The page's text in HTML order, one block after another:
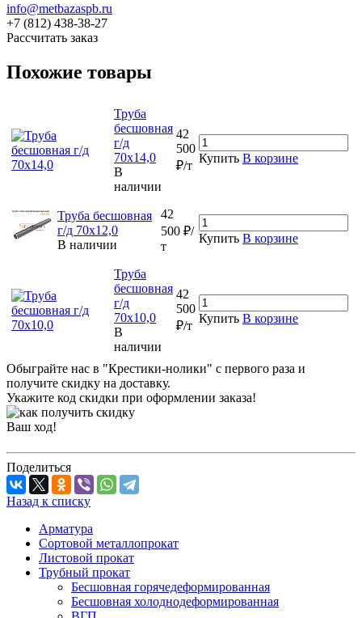
info@metbazaspb.ru
+7 (812) 438-38-27
Рассчитать заказ
Похожие товары
Труба
бесшовная
г/д
70х14,0
В
наличии
42
500
₽/т
Купить В корзине
Труба бесшовная
г/д 70х12,0
В наличии
42
500 ₽/
т
Купить В корзине
Труба
бесшовная
г/д
70х10,0
В
наличии
42
500
₽/т
Купить В корзине
Обыграйте нас в "Крестики-нолики" с первого раза и
получите скидку на доставку.
Укажите код скидки при оформлении заказа!
Ваш ход!
Поделиться
Назад к списку
Арматура
Сортовой металлопрокат
Листовой прокат
Трубный прокат
Бесшовная горячедеформированная
Бесшовная холоднодеформированная